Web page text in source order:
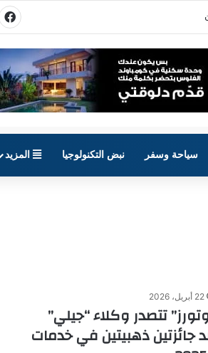
سياحة وسفر نبض التكنولوجيا المزيد
22 أبريل، 2026
تتصدر وكلاء “جيلي”
جائزتين ذهبيتين في خدمات